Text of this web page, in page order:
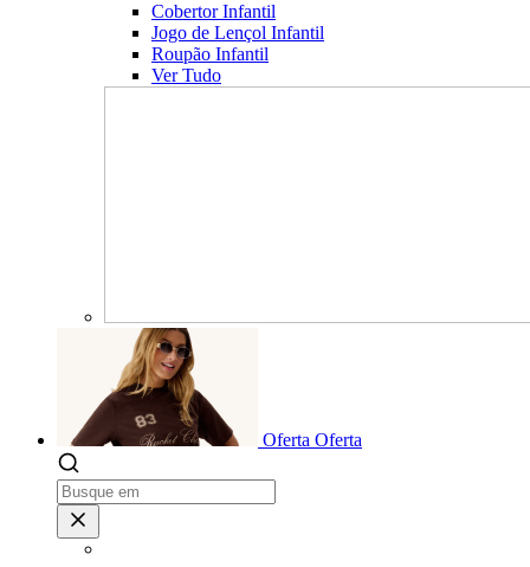
Cobertor Infantil
Jogo de Lençol Infantil
Roupão Infantil
Ver Tudo
Oferta Oferta